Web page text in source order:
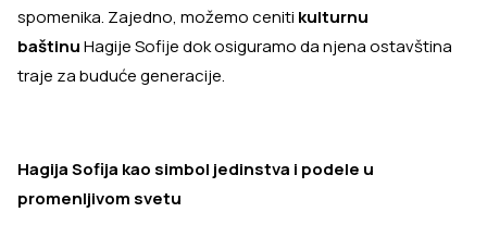
spomenika. Zajedno, možemo ceniti kulturnu
baštinuHagije Sofije dok osiguramo da njena ostavština
traje za buduće generacije.
Hagija Sofija kao simbol jedinstva i podele u
promenljivom svetu